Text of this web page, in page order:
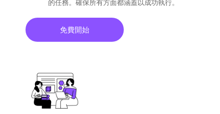
的任務。確保所有方面都涵蓋以成功執行。
免費開始